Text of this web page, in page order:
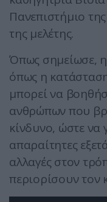
Πανεπιστήμιο
της μελέτης.
Όπως σημείωσε, η
όπως η
μπορεί να
ανθρώπων που
κίνδυνο, ώστε να
απαραίτητες
αλλαγές στον
περιορίσουν τον